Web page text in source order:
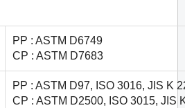
PP : ASTM D6749
CP : ASTM D7683
PP : ASTM D97, ISO 3016, JIS K
CP : ASTM D2500, ISO 3015, JIS